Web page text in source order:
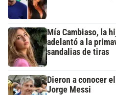
Mía Cambiaso, la
adelantó a la
sandalias de tiras
Dieron a conocer
Jorge Messi